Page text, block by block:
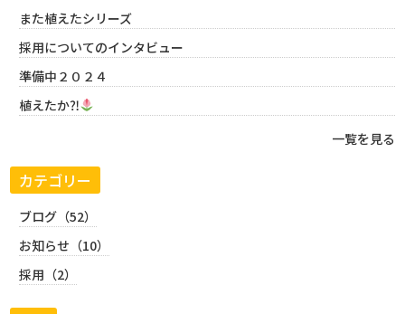
また植えたシリーズ
採用についてのインタビュー
準備中２０２４
植えたか⁈
一覧を見る
カテゴリー
ブログ（52）
お知らせ（10）
採用（2）